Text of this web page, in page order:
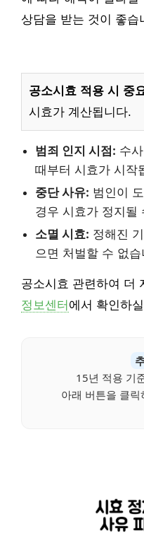
상담을 받는 것이 좋습
공소시효 적용 시 중
시효가 계산됩니다.
범죄 인지 시점: 수
때부터 시효가 시작
중단 사유: 범인이
경우 시효가 정지될
소멸 시효: 정해진
으면 처벌할 수 없습
공소시효 관련하여 더
정보센터 에서 확인하
15년 적용 기
아래 버튼을 클